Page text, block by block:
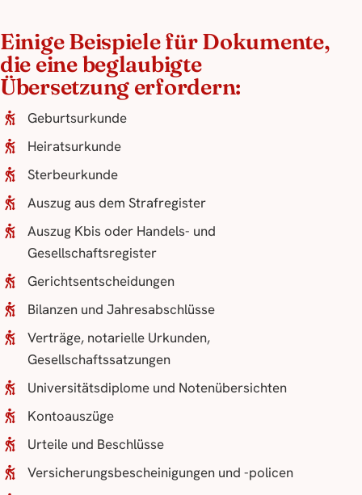
Einige Beispiele für Dokumente,
die eine beglaubigte
Übersetzung erfordern:
Geburtsurkunde
Heiratsurkunde
Sterbeurkunde
Auszug aus dem Strafregister
Auszug Kbis oder Handels- und
Gesellschaftsregister
Gerichtsentscheidungen
Bilanzen und Jahresabschlüsse
Verträge, notarielle Urkunden,
Gesellschaftssatzungen
Universitätsdiplome und Notenübersichten
Kontoauszüge
Urteile und Beschlüsse
Versicherungsbescheinigungen und -policen